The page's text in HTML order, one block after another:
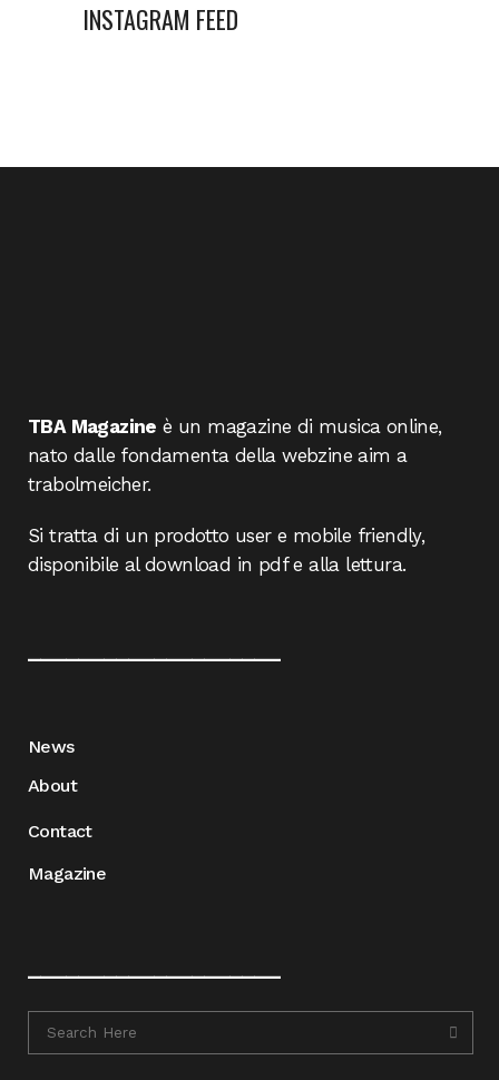
INSTAGRAM FEED
TBA Magazine è un magazine di musica online,
nato dalle fondamenta della webzine aim a
trabolmeicher.
Si tratta di un prodotto user e mobile friendly,
disponibile al download in pdf e alla lettura.
News
About
Contact
Magazine